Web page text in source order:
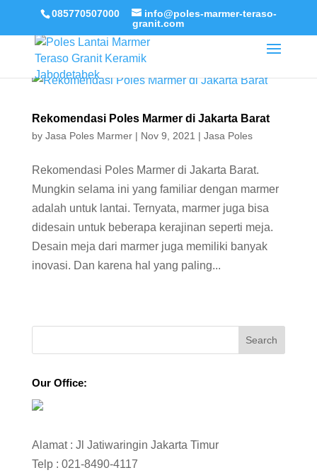
085770507000
info@poles-marmer-teraso-
granit.com
Rekomendasi Poles Marmer di Jakarta Barat
by Jasa Poles Marmer| Nov 9, 2021 | Jasa Poles
Rekomendasi Poles Marmer di Jakarta Barat.
Mungkin selama ini yang familiar dengan marmer
adalah untuk lantai. Ternyata, marmer juga bisa
didesain untuk beberapa kerajinan seperti meja.
Desain meja dari marmer juga memiliki banyak
inovasi. Dan karena hal yang paling...
Our Office:
Alamat : Jl Jatiwaringin Jakarta Timur
Telp : 021-8490-4117